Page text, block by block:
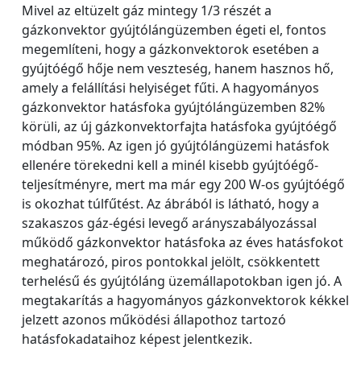
Mivel az eltüzelt gáz mintegy 1/3 részét a
gázkonvektor gyújtólángüzemben égeti el, fontos
megemlíteni, hogy a gázkonvektorok esetében a
gyújtóégő hője nem veszteség, hanem hasznos hő,
amely a felállítási helyiséget fűti. A hagyományos
gázkonvektor hatásfoka gyújtólángüzemben 82%
körüli, az új gázkonvektorfajta hatásfoka gyújtóégő
módban 95%. Az igen jó gyújtólángüzemi hatásfok
ellenére törekedni kell a minél kisebb gyújtóégő-
teljesítményre, mert ma már egy 200 W-os gyújtóégő
is okozhat túlfűtést. Az ábrából is látható, hogy a
szakaszos gáz-égési levegő arányszabályozással
működő gázkonvektor hatásfoka az éves hatásfokot
meghatározó, piros pontokkal jelölt, csökkentett
terhelésű és gyújtóláng üzemállapotokban igen jó. A
megtakarítás a hagyományos gázkonvektorok kékkel
jelzett azonos működési állapothoz tartozó
hatásfokadataihoz képest jelentkezik.